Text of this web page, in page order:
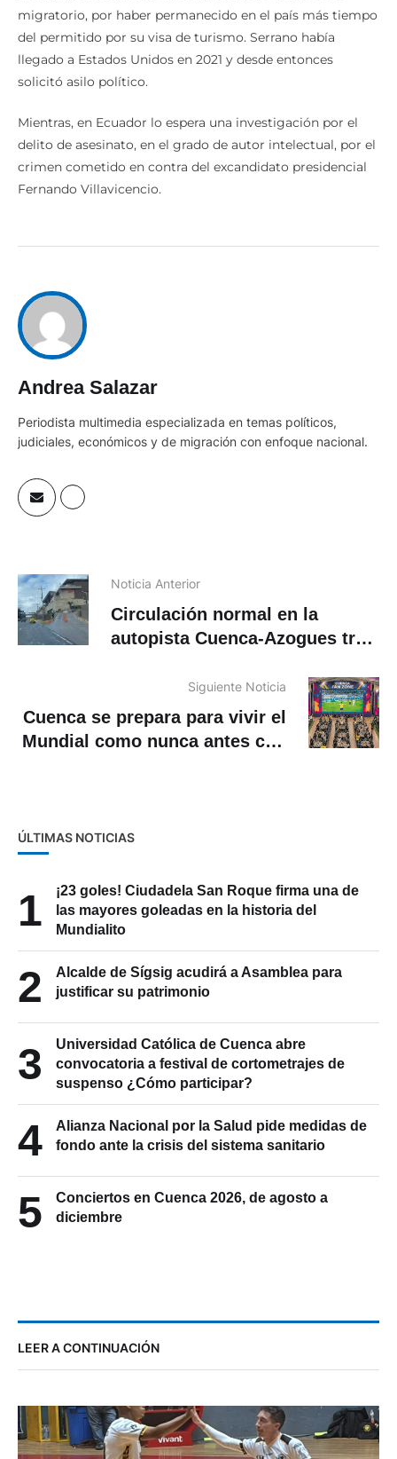
migratorio, por haber permanecido en el país más tiempo
del permitido por su visa de turismo. Serrano había
llegado a Estados Unidos en 2021 y desde entonces
solicitó asilo político.
Mientras, en Ecuador lo espera una investigación por el
delito de asesinato, en el grado de autor intelectual, por el
crimen cometido en contra del excandidato presidencial
Fernando Villavicencio.
Andrea Salazar
Periodista multimedia especializada en temas políticos,
judiciales, económicos y de migración con enfoque nacional.
Noticia Anterior
Circulación normal en la
autopista Cuenca-Azogues tras
Siguiente Noticia
Cuenca se prepara para vivir el
Mundial como nunca antes con
ÚLTIMAS NOTICIAS
1
¡23 goles! Ciudadela San Roque firma una de
las mayores goleadas en la historia del
Mundialito
2
Alcalde de Sígsig acudirá a Asamblea para
justificar su patrimonio
3
Universidad Católica de Cuenca abre
convocatoria a festival de cortometrajes de
suspenso ¿Cómo participar?
4
Alianza Nacional por la Salud pide medidas de
fondo ante la crisis del sistema sanitario
5
Conciertos en Cuenca 2026, de agosto a
diciembre
LEER A CONTINUACIÓN